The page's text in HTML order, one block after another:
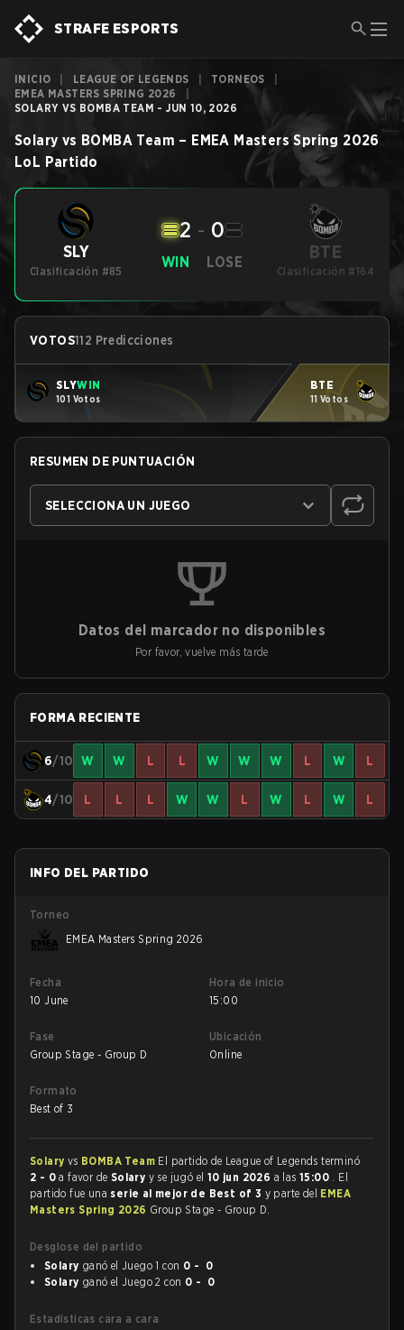
STRAFE ESPORTS
INICIO LEAGUE OF LEGENDS TORNEOS
EMEA MASTERS SPRING 2026
SOLARY VS BOMBA TEAM - JUN 10, 2026
Solary vs BOMBA Team – EMEA Masters Spring 2026
LoL Partido
SLY
Clasificación #85
WIN
2 - 0
LOSE BTE
Clasificación #164
VOTOS112 Predicciones
SLYWIN
101 Votos
BTE
11 Votos
RESUMEN DE PUNTUACIÓN
SELECCIONA UN JUEGO
Datos del marcador no disponibles
Por favor, vuelve más tarde
FORMA RECIENTE
6/10 W W L L W W W L W L
4/10 L L L W W L W L W L
INFO DEL PARTIDO
Torneo
EMEA Masters Spring 2026
Fecha
10 June
Hora de inicio
15:00
Fase
Group Stage - Group D
Ubicación
Online
Formato
Best of 3
Solary vs BOMBA Team El partido de League of Legends terminó
2 - 0 a favor de Solary y se jugó el 10 jun 2026 a las15:00 . El
partido fue una serie al mejor de Best of 3 y parte del EMEA
Masters Spring 2026 Group Stage - Group D.
Desglose del partido
Solary ganó el Juego 1 con 0 - 0
Solary ganó el Juego 2 con 0 - 0
Estadísticas cara a cara